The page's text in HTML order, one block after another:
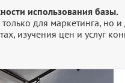
использования базы.
для маркетинга, но
изучения цен и услуг